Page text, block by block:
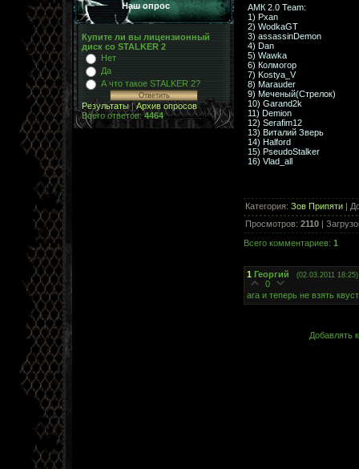
Наш опрос
Купите ли вы лицензионный
диск со STALKER 2
Нет
Да
А что такое STALKER 2?
Результаты|Архив опросов
Всего ответов:4464
АМК 2.0 Team:
1) Pxan
2) WodkaGT
3) assassinDemon
4) Dan
5) Wawka
6) Колмогор
7) Kostya_V
8) Marauder
9) Меченый(Стрелок)
10) Garand2k
11) Demion
12) Serafim12
13) Виталий Зверь
14) Halford
15) PseudoStalker
16) Vlad_all
Категория: Зов Припяти |
Просмотров: 2110 |
Всего комментариев: 1
1 Георгий (02.03.2011 18:25)
0
ага и теперь не взять
Добавлять